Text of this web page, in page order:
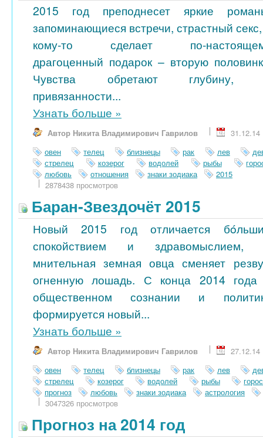
2015 год преподнесет яркие
запоминающиеся встречи, страстный
кому-то сделает по-
драгоценный подарок – вторую
Чувства обретают глубину,
привязанности...
Узнать больше »
Автор Никита Владимирович Гаврилов
31.12.14
овен
телец близнецы рак лев
стрелец
козерог водолей рыбы
любовь
отношения знаки зодиака
2015
2878438 просмотров
Баран-Звездочёт 2015
Новый 2015 год отличается
спокойствием и здравомыслием,
мнительная земная овца сменяет
огненную лошадь. С конца 2014
общественном сознании и
формируется новый...
Узнать больше »
Автор Никита Владимирович Гаврилов
27.12.14
овен
телец близнецы рак лев
стрелец
козерог водолей рыбы
прогноз
любовь знаки зодиака
астрология
3047326 просмотров
Прогноз на 2014 год